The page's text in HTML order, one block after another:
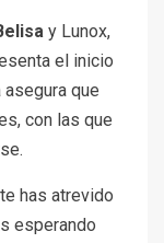
y Lunox,
el inicio
que
con las que
has atrevido
esperando